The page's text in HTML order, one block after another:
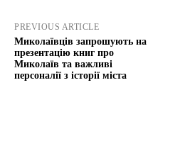
PREVIOUS ARTICLE
Миколаївців запрошують на
презентацію книг про
Миколаїв та важливі
персоналії з історії міста